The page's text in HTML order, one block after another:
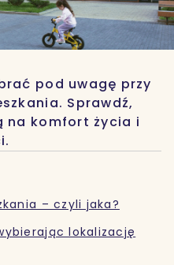
pod uwagę przy
Sprawdź,
na komfort życia i
– czyli jaka?
lokalizację